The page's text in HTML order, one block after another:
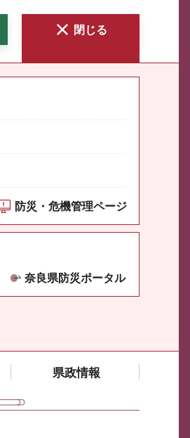
閉じる
防災・危機管理ページ
奈良県防災ポータル
県政情報